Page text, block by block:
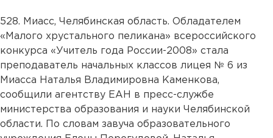
528. Миасс, Челябинская область. Обладателем
«Малого хрустального пеликана» всероссийского
конкурса «Учитель года России-2008» стала
преподаватель начальных классов лицея № 6 из
Миасса Наталья Владимировна Каменкова,
сообщили агентству ЕАН в пресс-службе
министерства образования и науки Челябинской
области. По словам завуча образовательного